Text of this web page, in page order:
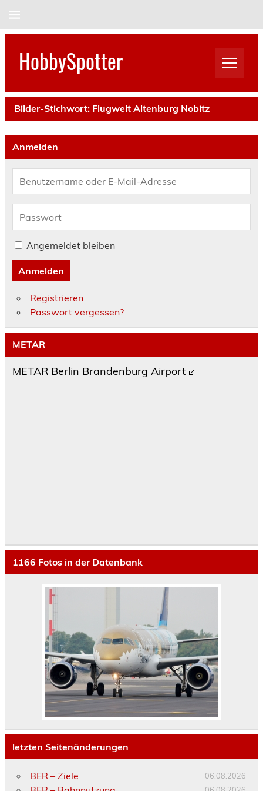
HobbySpotter
Bilder-Stichwort: Flugwelt Altenburg Nobitz
Anmelden
Angemeldet bleiben
Anmelden
Registrieren
Passwort vergessen?
METAR
METAR Berlin Brandenburg Airport
1166 Fotos in der Datenbank
letzten Seitenänderungen
BER – Ziele 06.08.2026